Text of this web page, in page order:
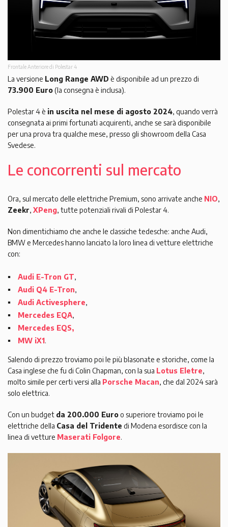
Frontale Anteriore di Polestar 4
La versione Long Range AWD è disponibile ad un prezzo di
73.900 Euro(la consegna è inclusa).
Polestar 4 è in uscita nel mese di agosto 2024, quando verrà
consegnata ai primi fortunati acquirenti, anche se sarà disponibile
per una prova tra qualche mese, presso gli showroom della Casa
Svedese.
Le concorrenti sul mercato
Ora, sul mercato delle elettriche Premium, sono arrivate anche NIO,
Zeekr, XPeng, tutte potenziali rivali di Polestar 4.
Non dimentichiamo che anche le classiche tedesche: anche Audi,
BMW e Mercedes hanno lanciato la loro linea di vetture elettriche
con:
Audi E-Tron GT,
Audi Q4 E-Tron,
Audi Activesphere,
Mercedes EQA,
Mercedes EQS,
MW iX1.
Salendo di prezzo troviamo poi le più blasonate e storiche, come la
Casa inglese che fu di Colin Chapman, con la sua Lotus Eletre,
molto simile per certi versi alla Porsche Macan, che dal 2024 sarà
solo elettrica.
Con un budget da 200.000 Euroo superiore troviamo poi le
elettriche della Casa del Tridente di Modena esordisce con la
linea di vetture Maserati Folgore.